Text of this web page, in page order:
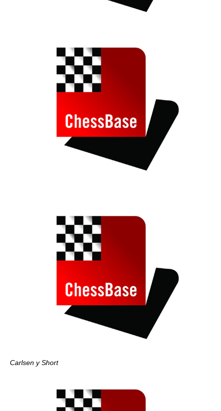
Carlsen y Short